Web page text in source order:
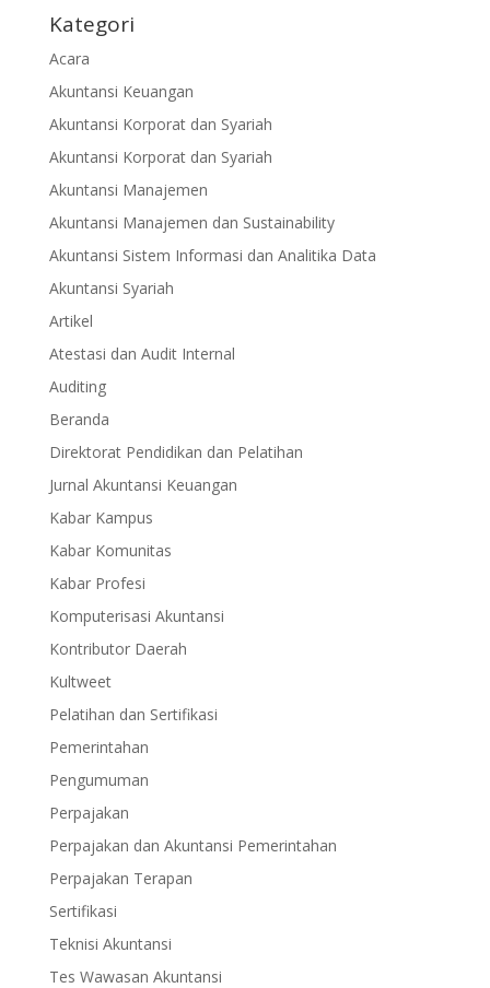
Kategori
Acara
Akuntansi Keuangan
Akuntansi Korporat dan Syariah
Akuntansi Korporat dan Syariah
Akuntansi Manajemen
Akuntansi Manajemen dan Sustainability
Akuntansi Sistem Informasi dan Analitika Data
Akuntansi Syariah
Artikel
Atestasi dan Audit Internal
Auditing
Beranda
Direktorat Pendidikan dan Pelatihan
Jurnal Akuntansi Keuangan
Kabar Kampus
Kabar Komunitas
Kabar Profesi
Komputerisasi Akuntansi
Kontributor Daerah
Kultweet
Pelatihan dan Sertifikasi
Pemerintahan
Pengumuman
Perpajakan
Perpajakan dan Akuntansi Pemerintahan
Perpajakan Terapan
Sertifikasi
Teknisi Akuntansi
Tes Wawasan Akuntansi